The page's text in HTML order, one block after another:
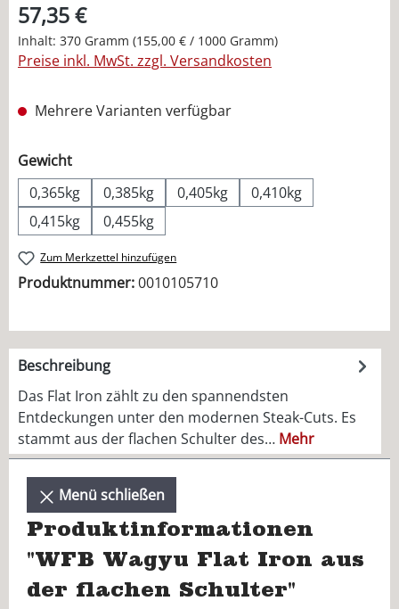
57,35 €
Inhalt: 370 Gramm (155,00 € / 1000 Gramm)
Preise inkl. MwSt. zzgl. Versandkosten
Mehrere Varianten verfügbar
Gewichtauswählen
0,365kg
0,385kg 0,405kg
0,410kg
0,415kg
0,455kg
Zum Merkzettel hinzufügen
Produktnummer:0010105710
Beschreibung
Das Flat Iron zählt zu den spannendsten
Entdeckungen unter den modernen Steak-Cuts. Es
stammt aus der flachen Schulter des… Mehr
Menü schließen
Produktinformationen
"WFB Wagyu Flat Iron aus
der flachen Schulter"